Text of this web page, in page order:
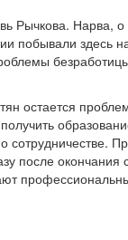
Рычкова. Нарва, о
побывали здесь
остается
сотрудничестве.
после